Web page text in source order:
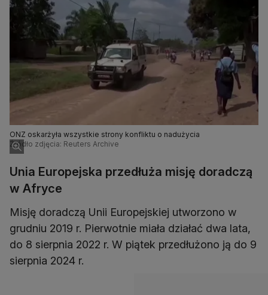
ONZ oskarżyła wszystkie strony konfliktu o nadużycia
Źródło zdjęcia: Reuters Archive
Unia Europejska przedłuża misję doradczą
w Afryce
Misję doradczą Unii Europejskiej utworzono w
grudniu 2019 r. Pierwotnie miała działać dwa lata,
do 8 sierpnia 2022 r. W piątek przedłużono ją do 9
sierpnia 2024 r.